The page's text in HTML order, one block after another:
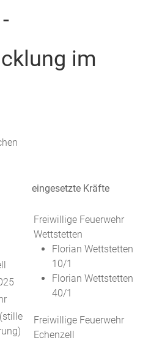
im
eingesetzte Kräfte
Freiwillige Feuerwehr
Wettstetten
Florian Wettstetten
10/1
Florian Wettstetten
40/1
Freiwillige Feuerwehr
Echenzell